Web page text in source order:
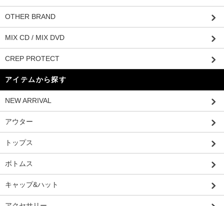
OTHER BRAND
MIX CD / MIX DVD
CREP PROTECT
アイテムから探す
NEW ARRIVAL
アウター
トップス
ボトムス
キャップ&ハット